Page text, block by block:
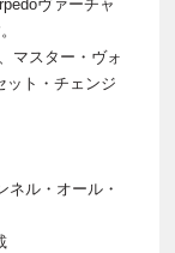
ヴァーチャ
マスター・ヴォ
ット・チェンジ
ネル・オール・